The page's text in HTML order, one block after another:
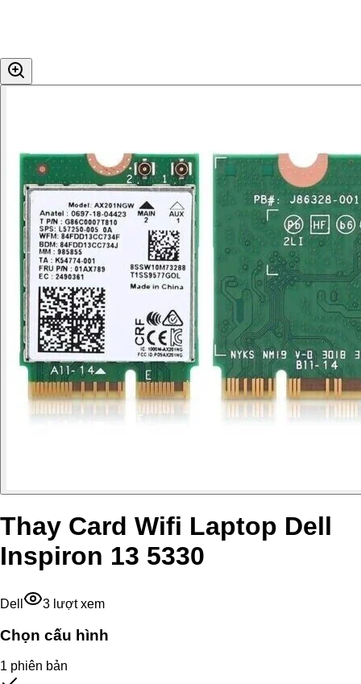
Thay Card Wifi Laptop Dell
Inspiron 13 5330
Dell 3 lượt xem
Chọn cấu hình
1 phiên bản